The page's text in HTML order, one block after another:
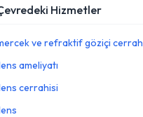
Hizmetler
ve refraktif göziçi
lens ameliyatı
lens cerrahisi